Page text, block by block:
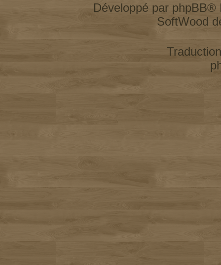
Développé par phpBB®
SoftWood